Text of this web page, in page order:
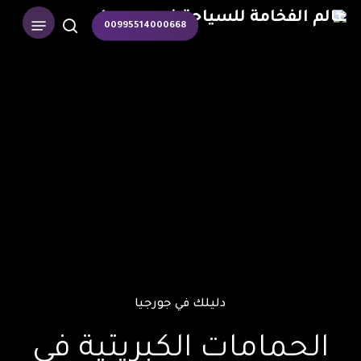
00995514000668
search
Menu
دليلك في جورجيا
الحمامات الكبريتية في